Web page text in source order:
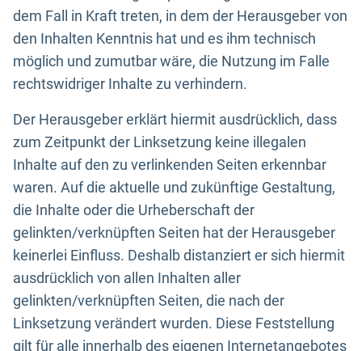
dem Fall in Kraft treten, in dem der Herausgeber von
den Inhalten Kenntnis hat und es ihm technisch
möglich und zumutbar wäre, die Nutzung im Falle
rechtswidriger Inhalte zu verhindern.
Der Herausgeber erklärt hiermit ausdrücklich, dass
zum Zeitpunkt der Linksetzung keine illegalen
Inhalte auf den zu verlinkenden Seiten erkennbar
waren. Auf die aktuelle und zukünftige Gestaltung,
die Inhalte oder die Urheberschaft der
gelinkten/verknüpften Seiten hat der Herausgeber
keinerlei Einfluss. Deshalb distanziert er sich hiermit
ausdrücklich von allen Inhalten aller
gelinkten/verknüpften Seiten, die nach der
Linksetzung verändert wurden. Diese Feststellung
gilt für alle innerhalb des eigenen Internetangebotes